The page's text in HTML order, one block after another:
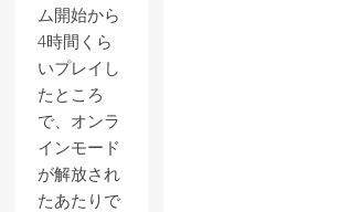
ム開始から
4時間くら
いプレイし
たところ
で、オンラ
インモード
が解放され
たあたりで